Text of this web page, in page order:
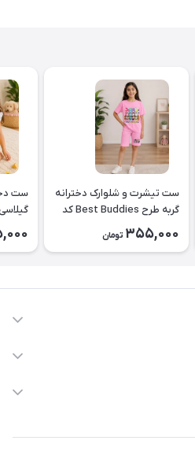
ست تیشرت و شلوارک دخترانه
گربه طرح Best Buddies کد
355,000 تومان
ست